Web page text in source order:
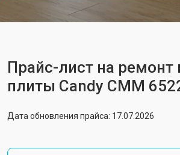
Прайс-лист на ремонт
плиты Candy CMM
Дата обновления прайса: 17.07.2026